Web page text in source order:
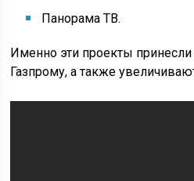
Панорама ТВ.
Именно эти проекты
Газпрому, а также